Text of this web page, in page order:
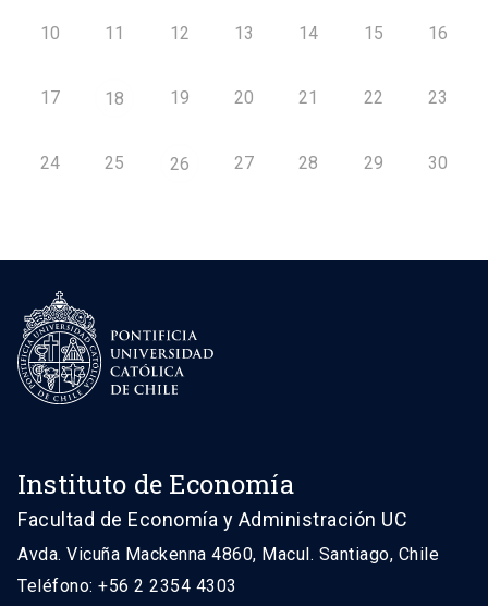
10 11 12 13 14 15 16
17 18 19 20 21 22 23
24 25 26 27 28 29 30
Instituto de Economía
Facultad de Economía y Administración UC
Avda. Vicuña Mackenna 4860, Macul. Santiago, Chile
Teléfono: +56 2 2354 4303